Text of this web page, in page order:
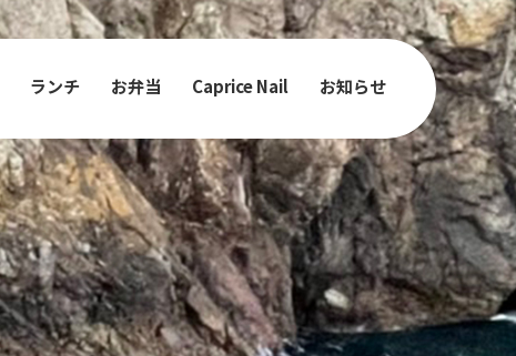
ランチ お弁当 Caprice Nail お知らせ